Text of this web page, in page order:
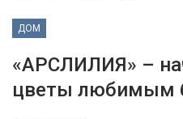
ДОМ
«АРСЛИЛИЯ» –
цветы любимым